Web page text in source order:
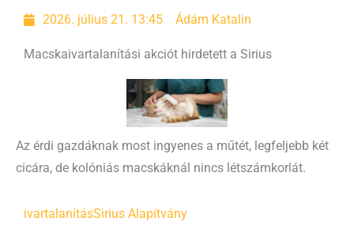
2026. július 21. 13:45 Ádám Katalin
Macskaivartalanítási akciót hirdetett a Sirius
Az érdi gazdáknak most ingyenes a műtét, legfeljebb két
cicára, de kolóniás macskáknál nincs létszámkorlát.
ivartalanításSirius Alapítvány